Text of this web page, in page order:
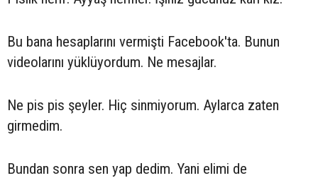
Bu bana hesaplarını vermişti Facebook'ta. Bunun
videolarını yüklüyordum. Ne mesajlar.
Ne pis pis şeyler. Hiç sinmiyorum. Aylarca zaten
girmedim.
Bundan sonra sen yap dedim. Yani elimi de